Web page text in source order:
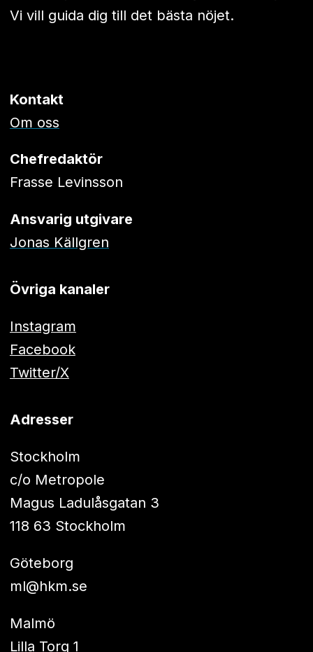
Vi vill guida dig till det bästa nöjet.
Kontakt
Om oss
Chefredaktör
Frasse Levinsson
Ansvarig utgivare
Jonas Källgren
Övriga kanaler
Instagram
Facebook
Twitter/X
Adresser
Stockholm
c/o Metropole
Magus Ladulåsgatan 3
118 63 Stockholm
Göteborg
ml@hkm.se
Malmö
Lilla Torg 1